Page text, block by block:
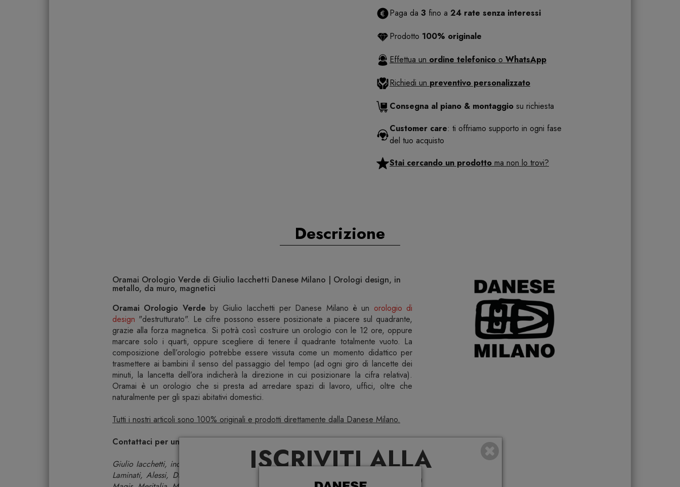
ISCRIVITI ALLA
Paga da 3 fino a 24 rate senza interessi
Prodotto 100% originale
Effettua un ordine telefonico o WhatsApp
Richiedi un preventivo personalizzato
Consegna al piano & montaggio su richiesta
Customer care: ti offriamo supporto in ogni fase
del tuo acquisto
Stai cercando un prodotto ma non lo trovi?
Descrizione
Oramai Orologio Verde di Giulio Iacchetti Danese Milano | Orologi design, in
metallo, da muro, magnetici
Oramai Orologio Verde by Giulio Iacchetti per Danese Milano è un orologio di
design "destrutturato". Le cifre possono essere posizionate a piacere sul quadrante,
grazie alla forza magnetica. Si potrà così costruire un orologio con le 12 ore, oppure
marcare solo i quarti, oppure scegliere di tenere il quadrante totalmente vuoto. La
composizione dell’orologio potrebbe essere vissuta come un momento didattico per
trasmettere ai bambini il senso del passaggio del tempo (ad ogni giro di lancette dei
minuti, la lancetta dell’ora indicherà la direzione in cui posizionare la cifra relativa).
Oramai è un orologio che si presta ad arredare spazi di lavoro, uffici, oltre che
naturalmente per gli spazi abitativi domestici.
Tutti i nostri articoli sono 100% originali e prodotti direttamente dalla Danese Milano.
Contattaci per una verifica di Pronta Consegna
Giulio Iacchetti, industrial designer dal 1992, progetta per diversi marchi, tra cui Abet
Laminati, Alessi, Danese, Elica, Foscarini, Globo Ceramiche, Jannelli&Volpi, Hastens,